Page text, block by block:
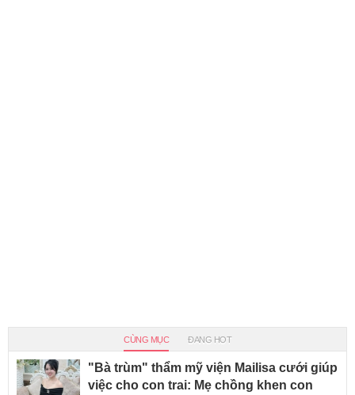
CÙNG MỤC ĐANG HOT
"Bà trùm" thẩm mỹ viện Mailisa cưới giúp
việc cho con trai: Mẹ chồng khen con